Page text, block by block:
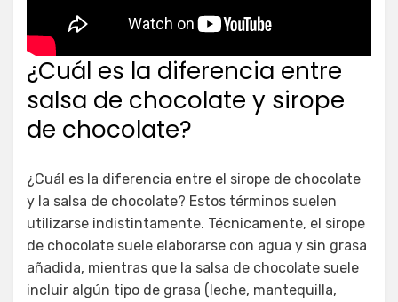
¿Cuál es la diferencia entre
salsa de chocolate y sirope
de chocolate?
¿Cuál es la diferencia entre el sirope de chocolate
y la salsa de chocolate? Estos términos suelen
utilizarse indistintamente. Técnicamente, el sirope
de chocolate suele elaborarse con agua y sin grasa
añadida, mientras que la salsa de chocolate suele
incluir algún tipo de grasa (leche, mantequilla,